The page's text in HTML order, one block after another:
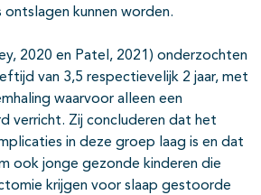
ontslagen kunnen worden.
2020 en Patel, 2021) onderzochten
van 3,5 respectievelijk 2 jaar, met
waarvoor alleen een
verricht. Zij concluderen dat het
in deze groep laag is en dat
ook jonge gezonde kinderen die
krijgen voor slaap gestoorde